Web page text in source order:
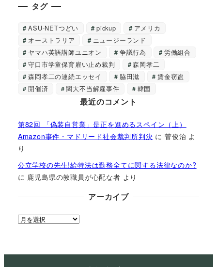
タグ
ASU-NETつどい pickup
アメリカ
オーストラリア
ニュージーランド
ヤマハ英語講師ユニオン
争議行為
労働組合
守口市学童保育雇い止め裁判
森岡孝二
森岡孝二の連続エッセイ
脇田滋
賃金窃盗
開催済
関大不当解雇事件 韓国
最近のコメント
第82回 「偽装自営業」是正を進めるスペイン（上）
Amazon事件・マドリード社会裁判所判決 に菅俊治 よ
り
公立学校の先生!給特法は勤務全てに関する法律なのか?
に 鹿児島県の教職員が心配な者 より
アーカイブ
ア
イ